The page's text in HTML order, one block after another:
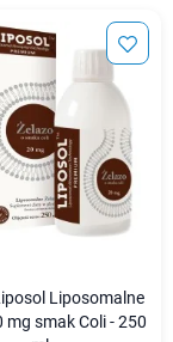
Liposomalne
mg smak Coli - 250